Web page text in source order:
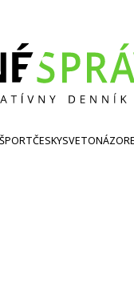
ŠPORTČESKYSVETONÁZOR